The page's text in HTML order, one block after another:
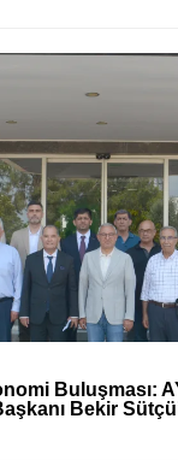
Buluşması:
Bekir